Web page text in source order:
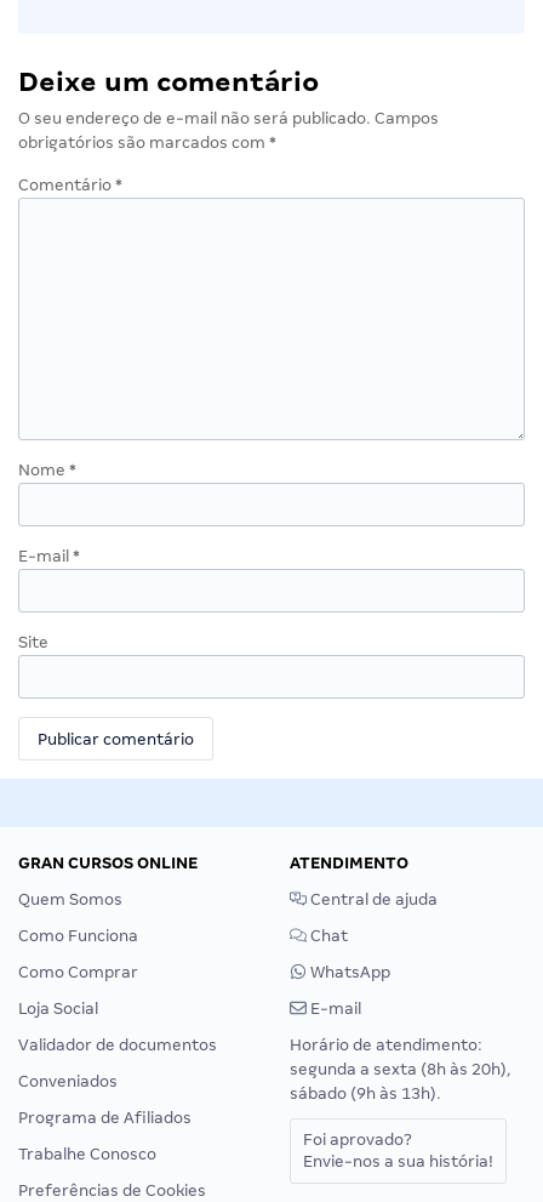
Deixe um comentário
O seu endereço de e-mail não será publicado. Campos
obrigatórios são marcados com *
Comentário *
Nome *
E-mail *
Site
GRAN CURSOS ONLINE
Quem Somos
Como Funciona
Como Comprar
Loja Social
Validador de documentos
Conveniados
Programa de Afiliados
Trabalhe Conosco
Preferências de Cookies
ATENDIMENTO
Central de ajuda
Chat
WhatsApp
E-mail
Horário de atendimento:
segunda a sexta (8h às 20h),
sábado (9h às 13h).
Foi aprovado?
Envie-nos a sua história!